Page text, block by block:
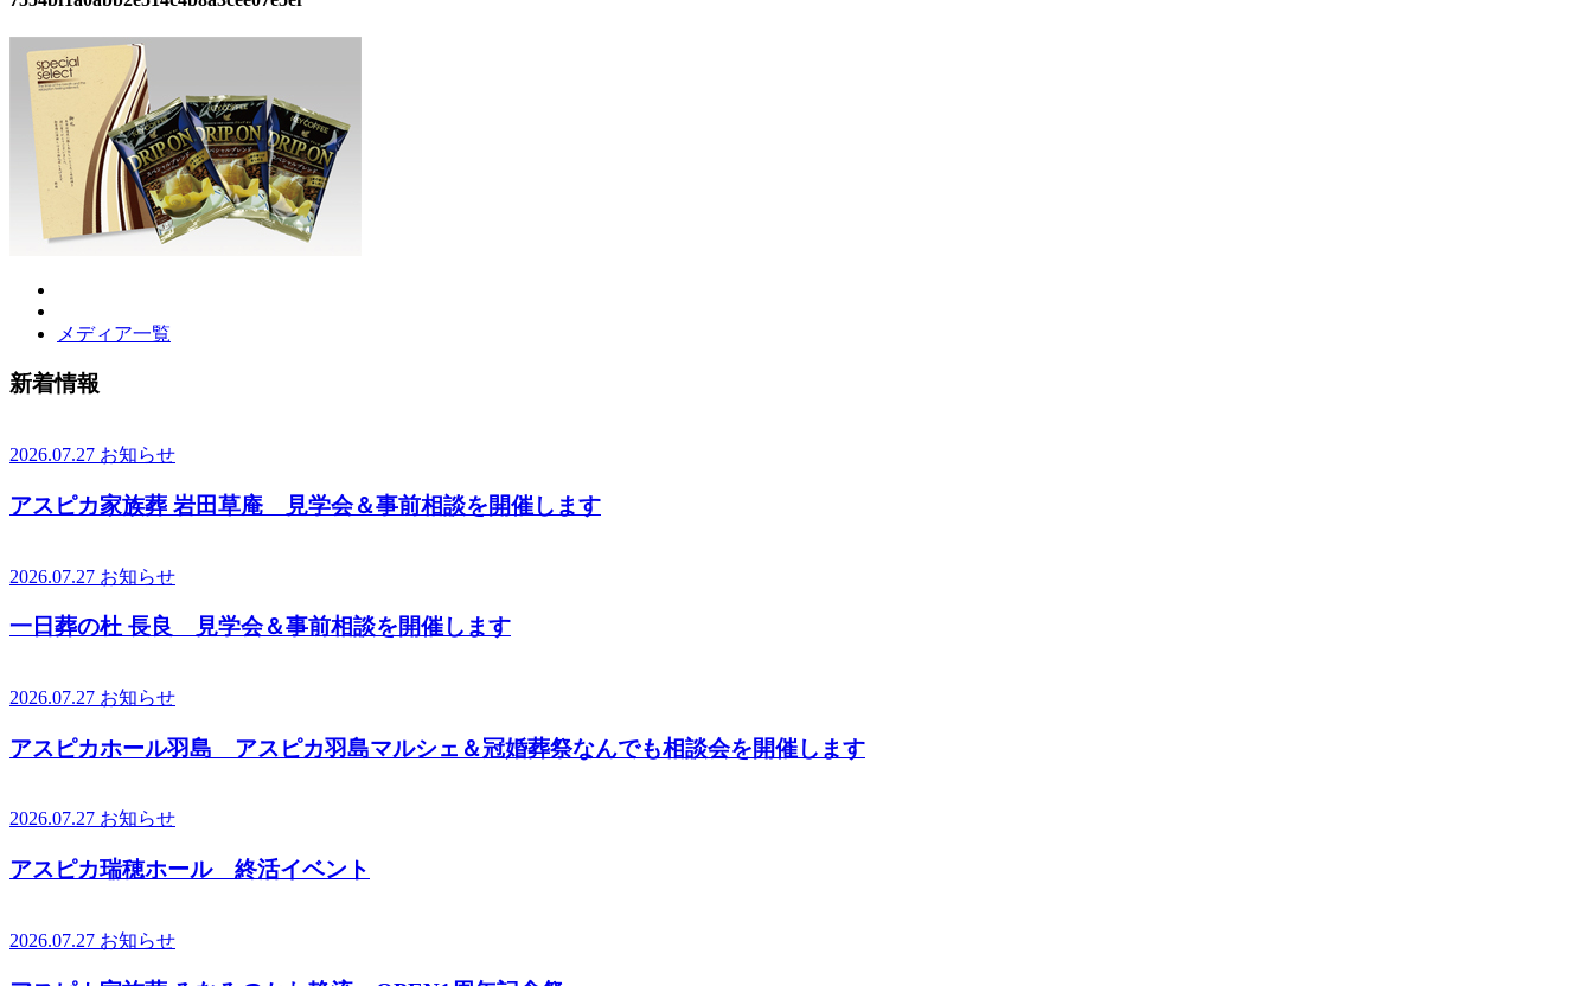
メディア一覧
新着情報
2026.07.27 お知らせ
アスピカ家族葬 岩田草庵 見学会＆事前相談を開催します
2026.07.27 お知らせ
一日葬の杜 長良 見学会＆事前相談を開催します
2026.07.27 お知らせ
アスピカホール羽島 アスピカ羽島マルシェ＆冠婚葬祭なんでも相談会を開催します
2026.07.27 お知らせ
アスピカ瑞穂ホール 終活イベント
2026.07.27 お知らせ